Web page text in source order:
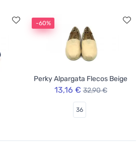
-60%
Perky Alpargata Flecos Beige
13,16 € 32,90 €
36